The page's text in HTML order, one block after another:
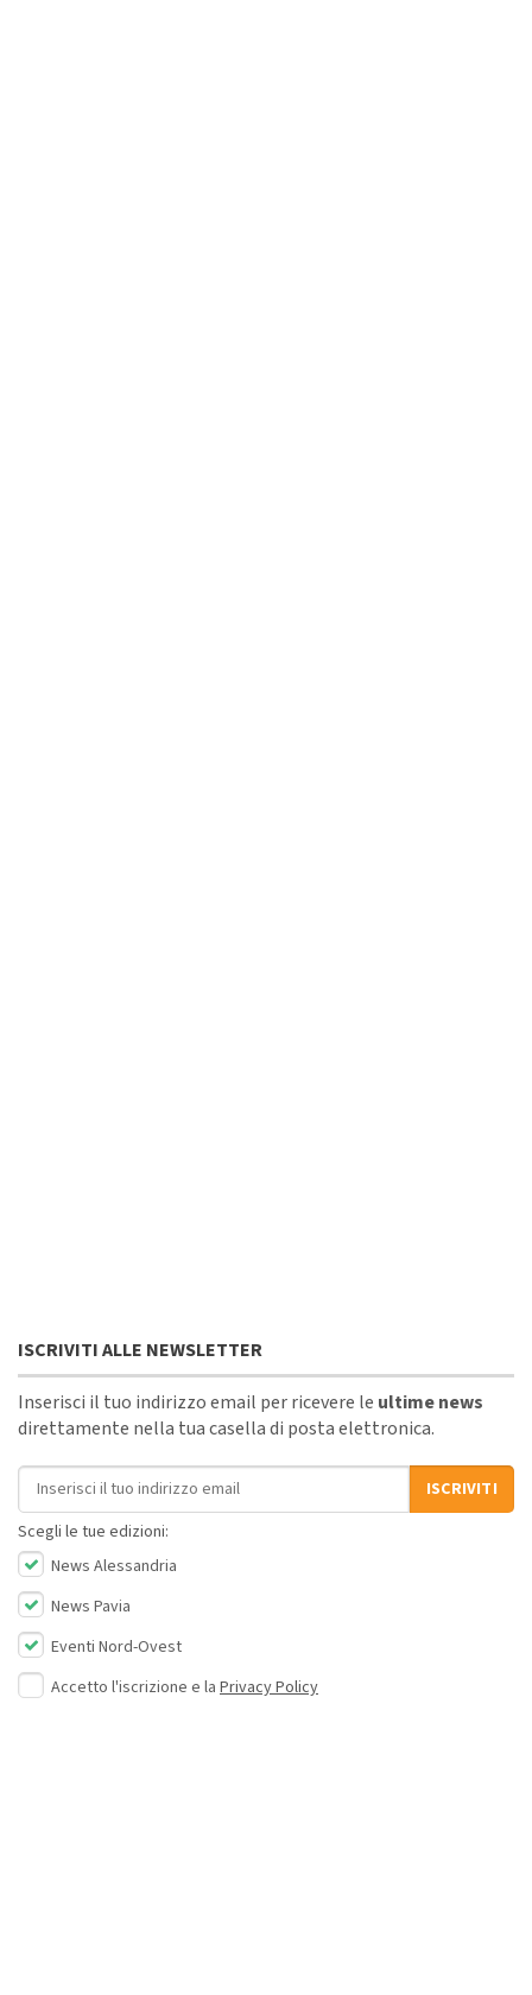
ISCRIVITI ALLE NEWSLETTER
Inserisci il tuo indirizzo email per ricevere le ultime news
direttamente nella tua casella di posta elettronica.
Indirizzo email
ISCRIVITI
Scegli le tue edizioni:
News Alessandria
News Pavia
Eventi Nord-Ovest
Accetto l'iscrizione e la Privacy Policy